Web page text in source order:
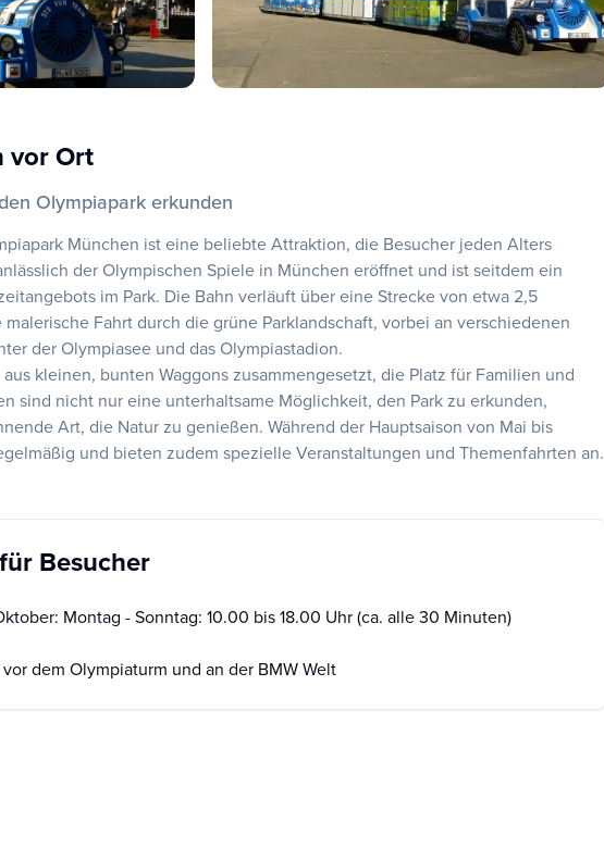
vor Ort
Olympiapark erkunden
München ist eine beliebte Attraktion, die Besucher jeden Alters
der Olympischen Spiele in München eröffnet und ist seitdem ein
im Park. Die Bahn verläuft über eine Strecke von etwa 2,5
Fahrt durch die grüne Parklandschaft, vorbei an verschiedenen
der Olympiasee und das Olympiastadion.
kleinen, bunten Waggons zusammengesetzt, die Platz für Familien und
sind nicht nur eine unterhaltsame Möglichkeit, den Park zu erkunden,
Art, die Natur zu genießen. Während der Hauptsaison von Mai bis
und bieten zudem spezielle Veranstaltungen und Themenfahrten an.
Besucher
Montag - Sonntag: 10.00 bis 18.00 Uhr (ca. alle 30 Minuten)
dem Olympiaturm und an der BMW Welt